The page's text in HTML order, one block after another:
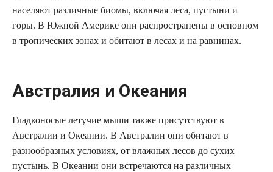
населяют различные биомы, включая леса, пустыни и
горы. В Южной Америке они распространены в основном
в тропических зонах и обитают в лесах и на равнинах.
Австралия и Океания
Гладконосые летучие мыши также присутствуют в
Австралии и Океании. В Австралии они обитают в
разнообразных условиях, от влажных лесов до сухих
пустынь. В Океании они встречаются на различных